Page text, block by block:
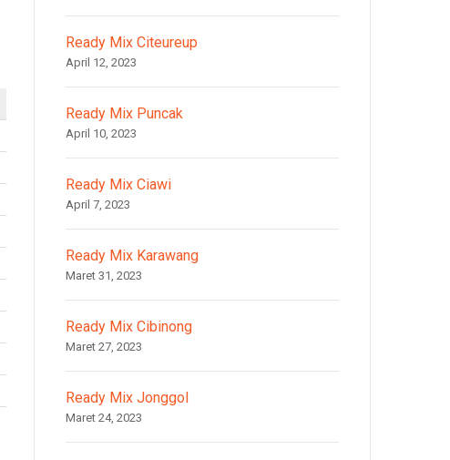
Ready Mix Citeureup
April 12, 2023
Ready Mix Puncak
April 10, 2023
Ready Mix Ciawi
April 7, 2023
Ready Mix Karawang
Maret 31, 2023
Ready Mix Cibinong
Maret 27, 2023
Ready Mix Jonggol
Maret 24, 2023